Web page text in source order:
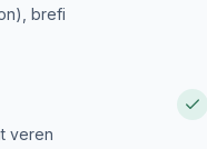
brefi
veren